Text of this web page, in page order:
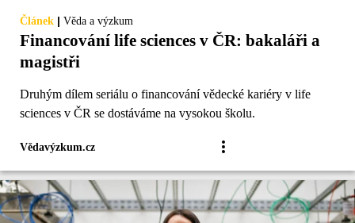
Článek | Věda a výzkum
Financování life sciences v ČR: bakaláři a
magistři
Druhým dílem seriálu o financování vědecké kariéry v life
sciences v ČR se dostáváme na vysokou školu.
Vědavýzkum.cz